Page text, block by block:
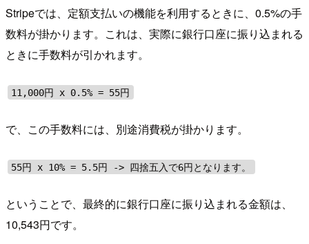
Stripeでは、定額支払いの機能を利用するときに、0.5%の手
数料が掛かります。これは、実際に銀行口座に振り込まれる
ときに手数料が引かれます。
11,000円 x 0.5% = 55円
で、この手数料には、別途消費税が掛かります。
55円 x 10% = 5.5円 -> 四捨五入で6円となります。
ということで、最終的に銀行口座に振り込まれる金額は、
10,543円です。